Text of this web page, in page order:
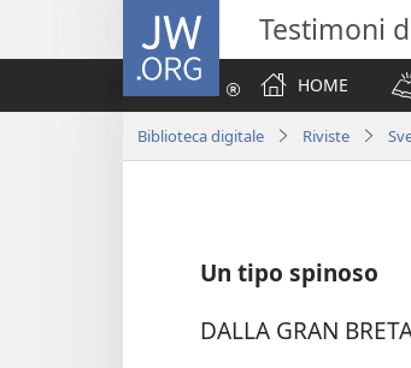
JW.ORG Testimoni
HOME
Biblioteca digitale Riviste
Un tipo spinoso
DALLA GRAN